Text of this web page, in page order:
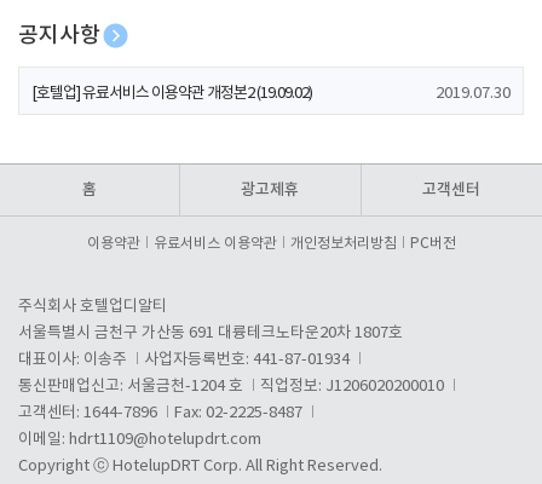
공지사항
[호텔업] 개인정보 처리방침 개정본1 (19.09.02)
[호텔업] 유료서비스 이용약관 개정본2 (19.09.02) 2019.07.30
홈 광고제휴 고객센터
이용약관 유료서비스 이용약관 개인정보처리방침 PC버전
주식회사 호텔업디알티
서울특별시 금천구 가산동 691 대륭테크노타운20차 1807호
대표이사: 이송주
사업자등록번호: 441-87-01934
통신판매업신고: 서울금천-1204 호
직업정보: J1206020200010
고객센터: 1644-7896
Fax: 02-2225-8487
이메일: hdrt1109@hotelupdrt.com
Copyright ⓒ HotelupDRT Corp. All Right Reserved.